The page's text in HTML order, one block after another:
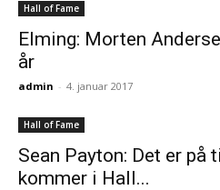
Hall of Fame
Elming: Morten
år
admin - 4. januar 2017
Hall of Fame
Sean Payton: Det er på
kommer i Hall...